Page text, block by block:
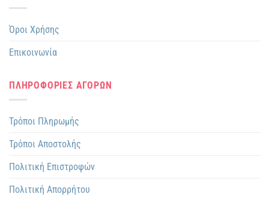
Όροι Χρήσης
Επικοινωνία
ΠΛΗΡΟΦΟΡΙΕΣ ΑΓΟΡΩΝ
Τρόποι Πληρωμής
Τρόποι Αποστολής
Πολιτική Επιστροφών
Πολιτική Απορρήτου